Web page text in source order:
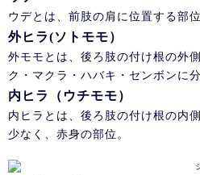
ウデとは、前肢の肩に位置する部位
外ヒラ(ソトモモ）
外モモとは、後ろ肢の付け根の外
ク・マクラ・ハバキ・センボンに
内ヒラ（ウチモモ）
内ヒラとは、後ろ肢の付け根の内
少なく、赤身の部位。